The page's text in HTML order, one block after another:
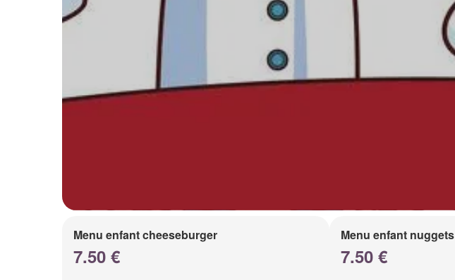
Menu enfant cheeseburger
7.50 €
Menu enfant nuggets
7.50 €